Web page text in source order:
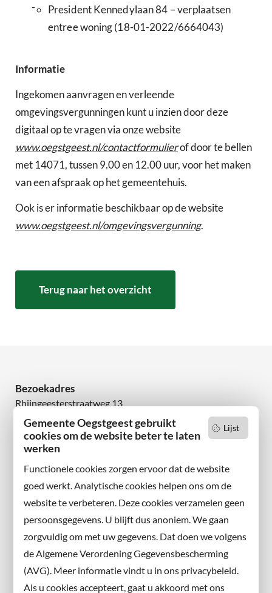
Lijst
Gemeente Oegstgeest gebruikt
cookies om de website beter te laten
werken
Functionele cookies zorgen ervoor dat de website
goed werkt. Analytische cookies helpen ons om de
website te verbeteren. Deze cookies verzamelen geen
persoonsgegevens. U blijft dus anoniem. We gaan
zorgvuldig om met uw gegevens. Dat doen we volgens
de Algemene Verordening Gegevensbescherming
(AVG). Meer informatie vindt u in ons privacybeleid.
Als u cookies accepteert, gaat u akkoord met ons
-
President Kennedylaan 84 – verplaatsen
entree woning (18-01-2022/6664043)
Informatie
Ingekomen aanvragen en verleende
omgevingsvergunningen kunt u inzien door deze
digitaal op te vragen via onze website
www.oegstgeest.nl/contactformulierof door te bellen
met 14071, tussen 9.00 en 12.00 uur, voor het maken
van een afspraak op het gemeentehuis.
Ook is er informatie beschikbaar op de website
www.oegstgeest.nl/omgevingsvergunning.
Terug naar het overzicht
Bezoekadres
Rhijngeesterstraatweg 13
2342 AN Oegstgeest
Wilt u niets missen?
en volg ons ook op sociale media.
Facebook
X
Instagram
Contact met de gemeente